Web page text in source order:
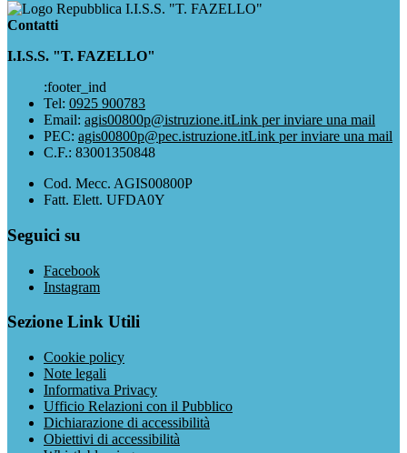
I.I.S.S. "T. FAZELLO"
Contatti
I.I.S.S. "T. FAZELLO"
:footer_ind
Tel: 0925 900783
Email: agis00800p@istruzione.itLink per inviare una mail
PEC: agis00800p@pec.istruzione.itLink per inviare una mail
C.F.: 83001350848
Cod. Mecc. AGIS00800P
Fatt. Elett. UFDA0Y
Seguici su
Facebook
Instagram
Sezione Link Utili
Cookie policy
Note legali
Informativa Privacy
Ufficio Relazioni con il Pubblico
Dichiarazione di accessibilità
Obiettivi di accessibilità